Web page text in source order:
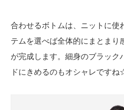
合わせるボトムは、ニットに使
テムを選べば全体的にまとまり
が完成します。細身のブラック
ドにきめるのもオシャレですね